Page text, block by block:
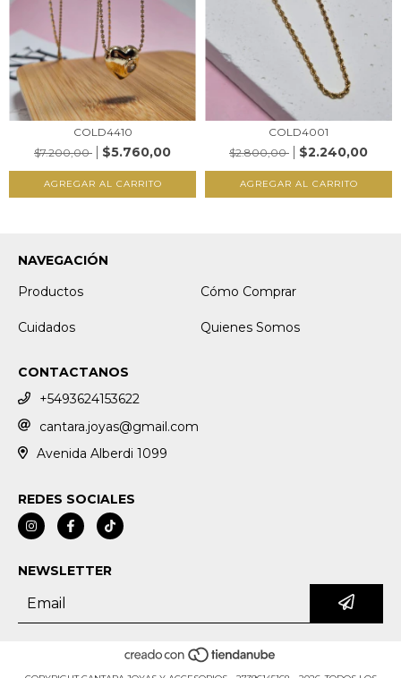
COLD4410
$7.200,00
$5.760,00
AGREGAR AL CARRITO
COLD4001
$2.800,00
$2.240,00
AGREGAR AL CARRITO
NAVEGACIÓN
Productos
Cómo Comprar
Cuidados Quienes Somos
CONTACTANOS
+5493624153622
cantara.joyas@gmail.com
Avenida Alberdi 1099
REDES SOCIALES
NEWSLETTER